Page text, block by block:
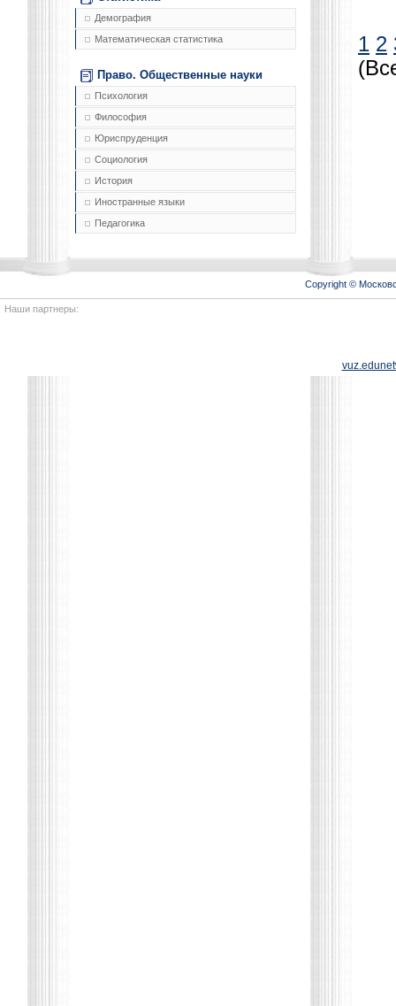
Демография
Математическая статистика
Право. Общественные науки
Психология
Философия
Юриспруденция
Социология
История
Иностранные языки
Педагогика
1 2
Copyright ©
Наши партнеры: